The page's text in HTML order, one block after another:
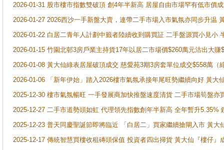
2026-01-31 股市樓市指數雙破頂 創4年半新高 居屋自由市場罕有低市價
2026-01-27 2026西沙一手新盤大賣，連帶二手市場入市氣氛亦同步升温
2026-01-22 白居二青年人計劃中籤者陸續收到購買証 二手盤源買小見小
2026-01-15 竹園北邨3房戶業主持貨17年以居二市場價$260萬元沽出大賺
2026-01-08 黃大仙綠表居屋破頂成交 慈愛苑3期3房套單位成交$558萬（
2026-01-06 「新年伊始」踏入2026樓市氣氛承接年尾旺勢繼續向好 黃
2025-12-30 樓市氣氛暢旺 一手發展商加快推盤速度清貨 二手市場筍盤
2025-12-27 二手市道勢頭如虹 代理領先指數創年半新高 全年暫升5.35%
2025-12-23 普天同慶聖誕節即將臨近 「白居二」買家繼續搶閘入市 黃
2025-12-17 傳統智慧買樓收租磚頭保值 投資者四出掃貨 黃大仙『樓仔